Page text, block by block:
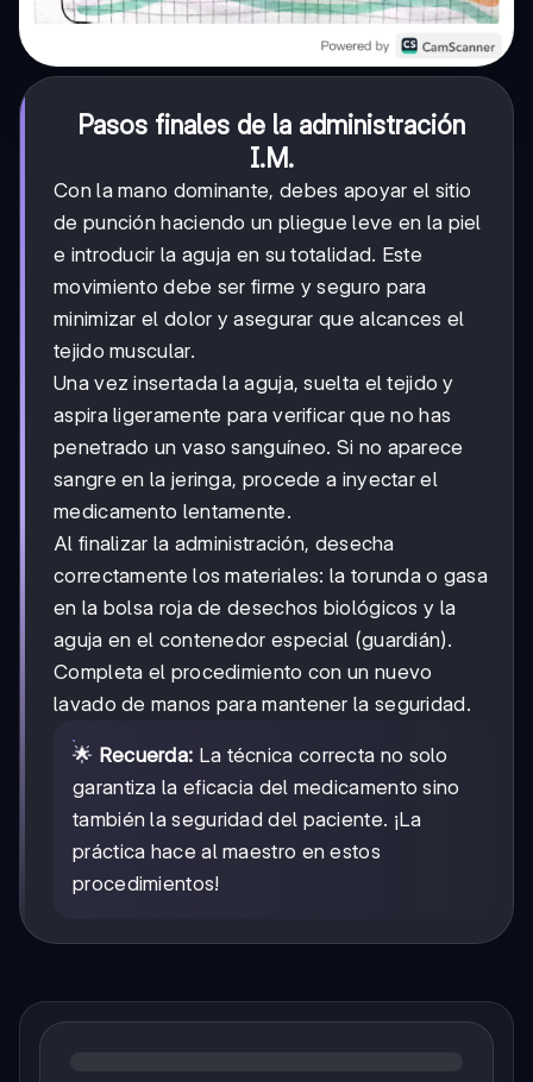
Pasos finales de la administración
I.M.
Con la mano dominante, debes apoyar el sitio
de punción haciendo un pliegue leve en la piel
e introducir la aguja en su totalidad. Este
movimiento debe ser firme y seguro para
minimizar el dolor y asegurar que alcances el
tejido muscular.
Una vez insertada la aguja, suelta el tejido y
aspira ligeramente para verificar que no has
penetrado un vaso sanguíneo. Si no aparece
sangre en la jeringa, procede a inyectar el
medicamento lentamente.
Al finalizar la administración, desecha
correctamente los materiales: la torunda o gasa
en la bolsa roja de desechos biológicos y la
aguja en el contenedor especial (guardián).
Completa el procedimiento con un nuevo
lavado de manos para mantener la seguridad.
🌟 Recuerda: La técnica correcta no solo
garantiza la eficacia del medicamento sino
también la seguridad del paciente. ¡La
práctica hace al maestro en estos
procedimientos!